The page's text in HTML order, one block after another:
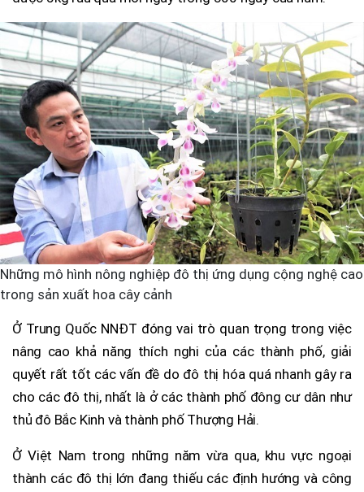
Những mô hình nông nghiệp đô thị ứng dụng cộng nghệ cao
trong sản xuất hoa cây cảnh
Ở Trung Quốc NNĐT đóng vai trò quan trọng trong việc
nâng cao khả năng thích nghi của các thành phố, giải
quyết rất tốt các vấn đề do đô thị hóa quá nhanh gây ra
cho các đô thị, nhất là ở các thành phố đông cư dân như
thủ đô Bắc Kinh và thành phố Thượng Hải.
Ở Việt Nam trong những năm vừa qua, khu vực ngoại
thành các đô thị lớn đang thiếu các định hướng và công